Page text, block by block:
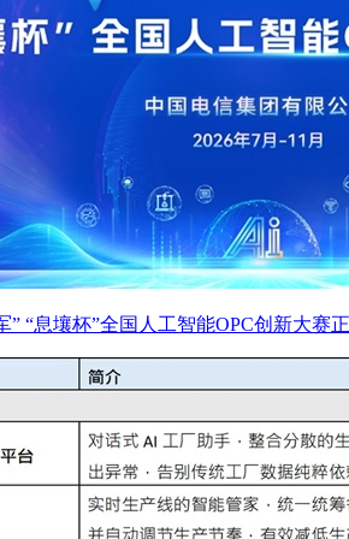
” “息壤杯”全国人工智能OPC创新大赛